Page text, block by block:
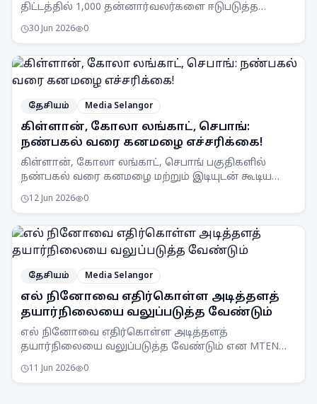
திட்டத்தில் 1,000 தன்னார்வலர்களை ஈடுபடுத்த
வைத்துள்ளது.
30 Jun 2026 0
தேசியம் Media Selangor
கிள்ளான், கோலா லங்காட், செபாங்:
நண்பகல் வரை கனமழை எச்சரிக்கை!
கிள்ளான், கோலா லங்காட், செபாங் பகுதிகளில்
நண்பகல் வரை கனமழை மற்றும் இடியுடன் கூடிய
எச்சரிக்கை விடுத்துள்ளது.
12 Jun 2026 0
தேசியம் Media Selangor
எல் நினோவை எதிர்கொள்ள அடித்தளத்
தயார்நிலையை வலுப்படுத்த வேண்டும்
எல் நினோவை எதிர்கொள்ள அடித்தளத்
தயார்நிலையை வலுப்படுத்த வேண்டும் என MTEN
விழிப்புணர்வு அதிகரிக்கப்படும்.
11 Jun 2026 0